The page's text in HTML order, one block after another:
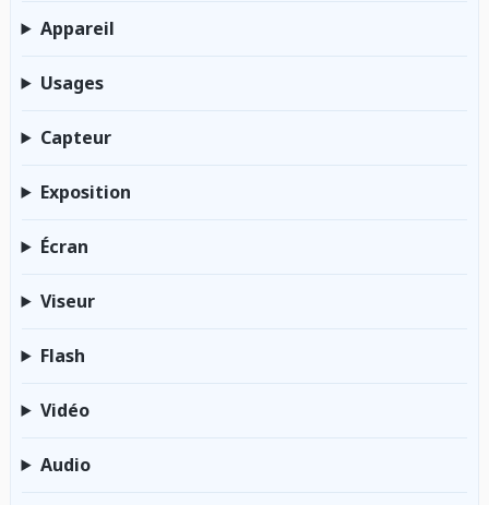
Appareil
Usages
Capteur
Exposition
Écran
Viseur
Flash
Vidéo
Audio